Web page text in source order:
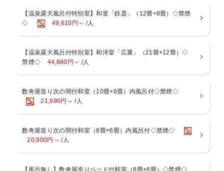
す。
※こちらのプランではお食事のご用意がございません
※素泊まりプランご利用の場合は先にお布団を敷かさせて頂く場合が
■温泉－男女入替制－[15:00～翌9：30]
52.2度の絶えず湧き出ております自家源泉。湯河原の湯は「薬師の
お愉しみいただけます。
【桧風呂】【石風呂】【露天風呂】
当館は全室「数寄屋造り」の和室で次の間もございますので広々とし
ております。
【温泉露天風呂付特別室】和室「鉄斎」（12畳+8畳）◇禁煙
◇
49,610円～ /人
【温泉露天風呂付特別室】和洋室「広重」（21畳+12畳）◇
禁煙◇ 44,660円～ /人
数奇屋造り次の間付和室（10畳+6畳）内風呂付◇禁煙◇
21,890円～ /人
数奇屋造り次の間付和室（8畳+6畳）内風呂付◇禁煙◇
20,900円～ /人